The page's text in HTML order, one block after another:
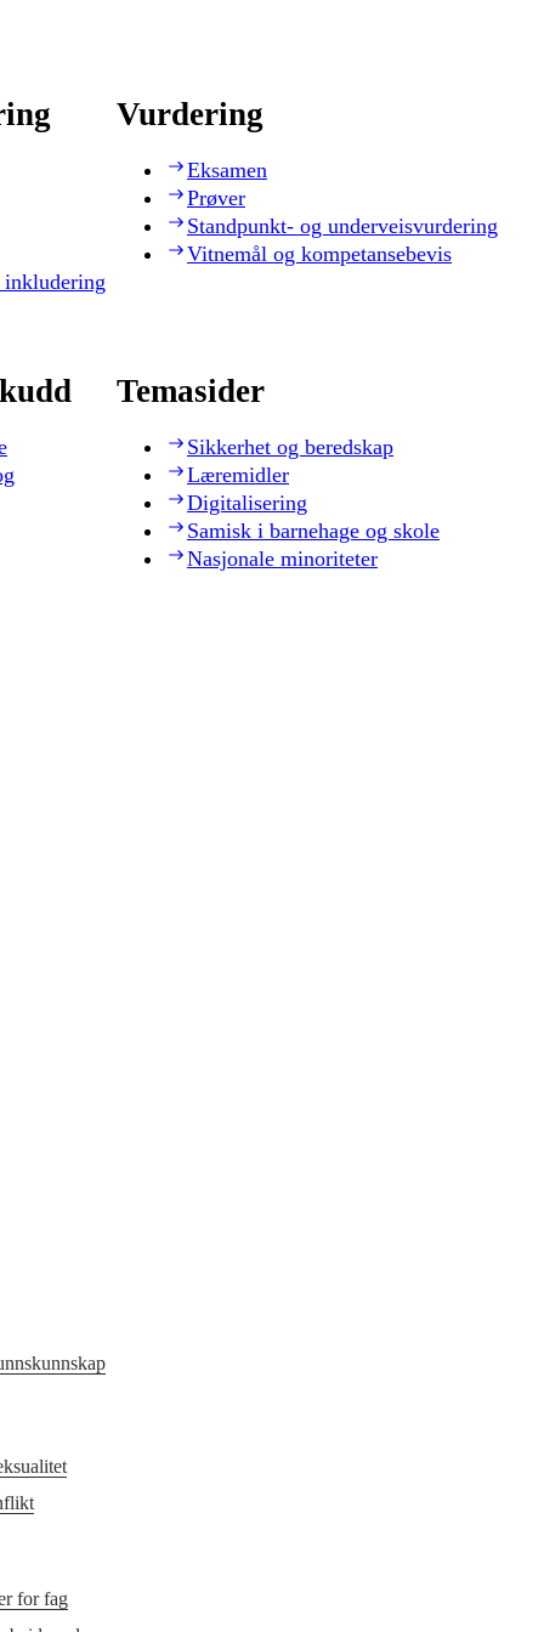
Vurdering
Eksamen
Prøver
Standpunkt- og underveisvurdering
Vitnemål og kompetansebevis
Temasider
Sikkerhet og beredskap
Læremidler
Digitalisering
Samisk i barnehage og skole
Nasjonale minoriteter
for fag